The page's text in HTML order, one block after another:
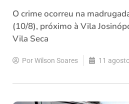
O crime ocorreu na
(10/8), próximo à Vila
Vila Seca
PorWilson Soares 11